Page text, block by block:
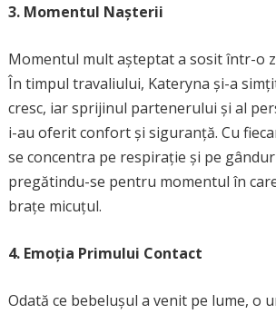
3. Momentul Nașterii
Momentul mult așteptat a sosit într-o
În timpul travaliului, Kateryna și-a
cresc, iar sprijinul partenerului și al
i-au oferit confort și siguranță. Cu
se concentra pe respirație și pe
pregătindu-se pentru momentul în
brațe micuțul.
4. Emoția Primului Contact
Odată ce bebelușul a venit pe lume, o